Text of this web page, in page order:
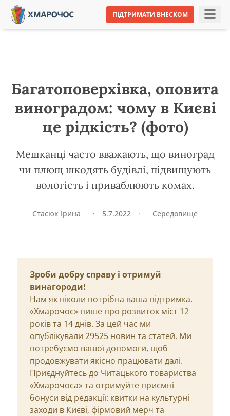
ПІДТРИМАТИ ВНЕСКОМ
Багатоповерхівка, оповита
виноградом: чому в Києві
це рідкість? (фото)
Мешканці часто вважають, що виноград
чи плющ шкодять будівлі, підвищують
вологість і приваблюють комах.
Стасюк Ірина · 5.7.2022 · Середовище
Зроби добру справу і отримуй
винагороди!
Нам як ніколи потрібна ваша підтримка.
«Хмарочос» пише про розвиток міст 12
років та 14 днів. За цей час ми
опублікували 29525 новин та статей. Ми
потребуємо вашої допомоги, щоб
продовжувати якісно працювати далі.
Приєднуйтесь до Читацького товариства
«Хмарочоса» та отримуйте приємні
бонуси від редакції: квитки на культурні
заходи в Києві, фірмовий мерч та